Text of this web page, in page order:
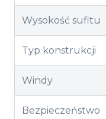
Wysokość sufitu
Typ konstrukcji
Windy
Bezpieczeństwo